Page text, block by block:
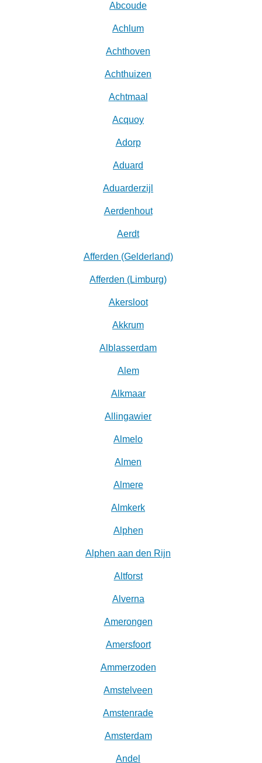
Abcoude
Achlum
Achthoven
Achthuizen
Achtmaal
Acquoy
Adorp
Aduard
Aduarderzijl
Aerdenhout
Aerdt
Afferden (Gelderland)
Afferden (Limburg)
Akersloot
Akkrum
Alblasserdam
Alem
Alkmaar
Allingawier
Almelo
Almen
Almere
Almkerk
Alphen
Alphen aan den Rijn
Altforst
Alverna
Amerongen
Amersfoort
Ammerzoden
Amstelveen
Amstenrade
Amsterdam
Andel